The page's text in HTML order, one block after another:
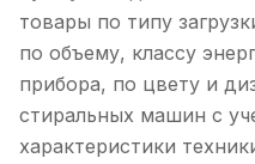
товары по типу
по объему, классу
прибора, по цвету и
стиральных машин с
характеристики